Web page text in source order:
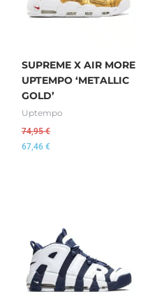
SUPREME X AIR MORE
UPTEMPO ‘METALLIC
GOLD’
Uptempo
74,95€
67,46 €